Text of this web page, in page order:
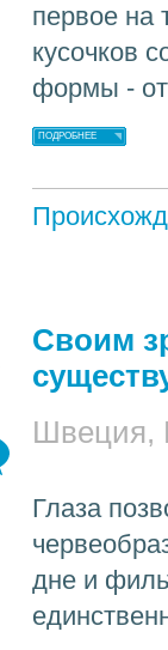
первое на
кусочков
формы -
ПОДРОБНЕЕ
Своим
Швеция,
Глаза
дне и